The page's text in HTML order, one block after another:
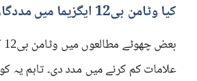
کیا وٹامن بی12 ایگزیما میں مددگار ہے؟
علامات کم کرنے میں مدد دی۔ تاہم یہ